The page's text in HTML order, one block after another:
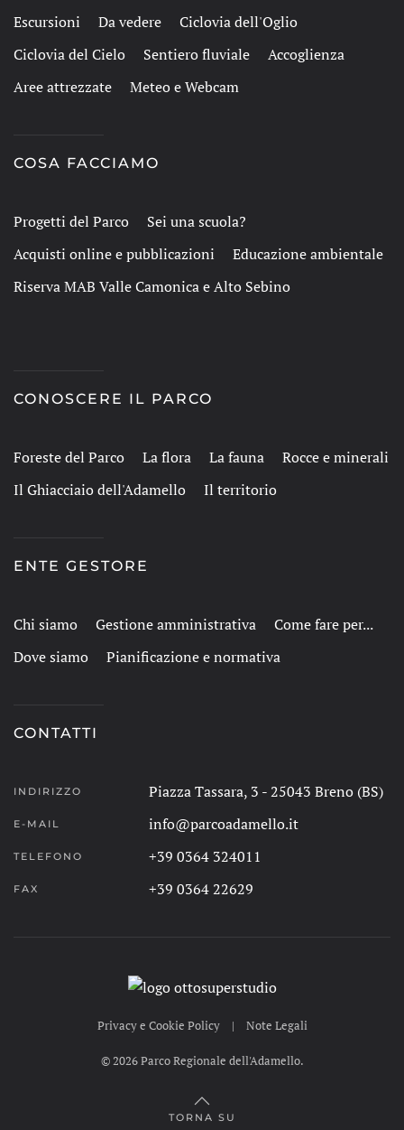
Escursioni
Da vedere
Ciclovia dell'Oglio
Ciclovia del Cielo
Sentiero fluviale
Accoglienza
Aree attrezzate
Meteo e Webcam
COSA FACCIAMO
Progetti del Parco
Sei una scuola?
Acquisti online e pubblicazioni
Educazione ambientale
Riserva MAB Valle Camonica e Alto Sebino
CONOSCERE IL PARCO
Foreste del Parco La flora La fauna
Rocce e minerali
Il Ghiacciaio dell'Adamello
Il territorio
ENTE GESTORE
Chi siamo Gestione amministrativa
Come fare per...
Dove siamo
Pianificazione e normativa
CONTATTI
INDIRIZZO Piazza Tassara, 3 - 25043 Breno (BS)
E-MAIL info@parcoadamello.it
TELEFONO +39 0364 324011
FAX +39 0364 22629
Privacy e Cookie Policy| Note Legali
©2026Parco Regionale dell'Adamello.
TORNA SU